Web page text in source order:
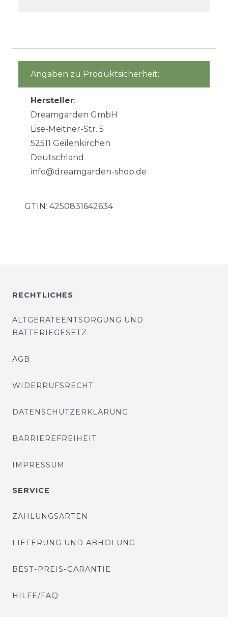
Angaben zu Produktsicherheit:
Hersteller:
Dreamgarden GmbH
Lise-Meitner-Str. 5
52511 Geilenkirchen
Deutschland
info@dreamgarden-shop.de
GTIN: 4250831642634
RECHTLICHES
ALTGERÄTEENTSORGUNG UND
BATTERIEGESETZ
AGB
WIDERRUFSRECHT
DATENSCHUTZERKLÄRUNG
BARRIEREFREIHEIT
IMPRESSUM
SERVICE
ZAHLUNGSARTEN
LIEFERUNG UND ABHOLUNG
BEST-PREIS-GARANTIE
HILFE/FAQ